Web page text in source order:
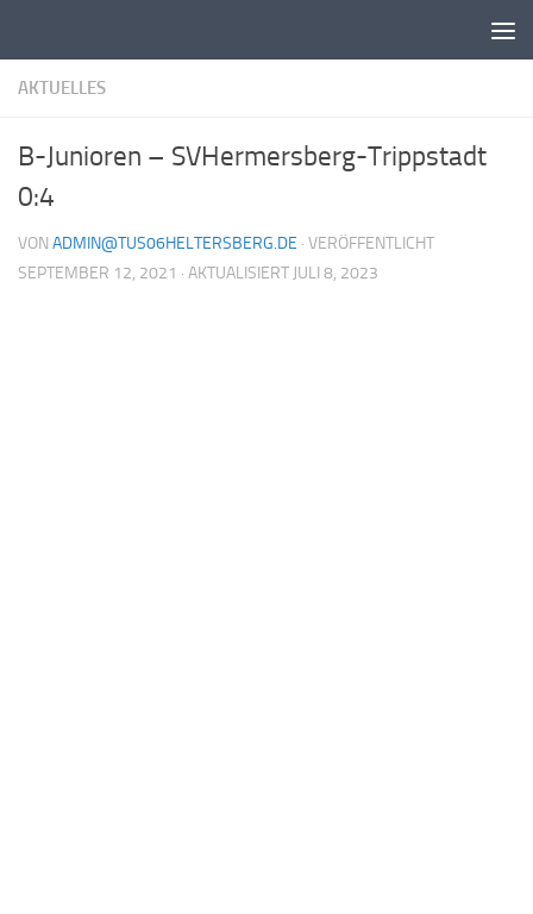
AKTUELLES
B-Junioren – SVHermersberg-Trippstadt
0:4
VON ADMIN@TUS06HELTERSBERG.DE · VERÖFFENTLICHT
SEPTEMBER 12, 2021 · AKTUALISIERT JULI 8, 2023